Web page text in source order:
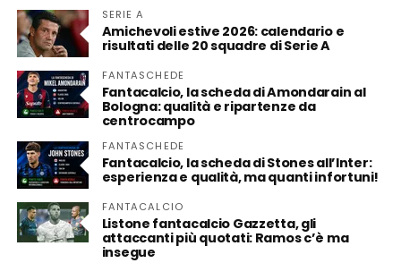
SERIE A
Amichevoli estive 2026: calendario e
risultati delle 20 squadre di Serie A
FANTASCHEDE
Fantacalcio, la scheda di Amondarain al
Bologna: qualità e ripartenze da
centrocampo
FANTASCHEDE
Fantacalcio, la scheda di Stones all’Inter:
esperienza e qualità, ma quanti infortuni!
FANTACALCIO
Listone fantacalcio Gazzetta, gli
attaccanti più quotati: Ramos c’è ma
insegue